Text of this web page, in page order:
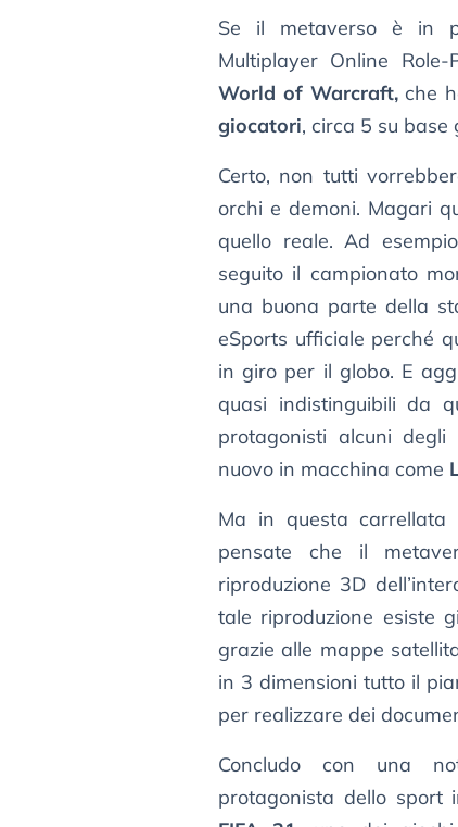
Se il metaverso è in
Multiplayer Online
World of Warcraft,che
giocatori, circa 5 su base
Certo, non tutti
orchi e demoni. Magari
quello reale. Ad
seguito il campionato
una buona parte della
eSports ufficiale perché
in giro per il globo. E
quasi indistinguibili da
protagonisti alcuni
nuovo in macchina come
Ma in questa carrellata
pensate che il
riproduzione 3D
tale riproduzione esiste
grazie alle mappe
in 3 dimensioni tutto il
per realizzare dei
Concludo con una
protagonista dello sport